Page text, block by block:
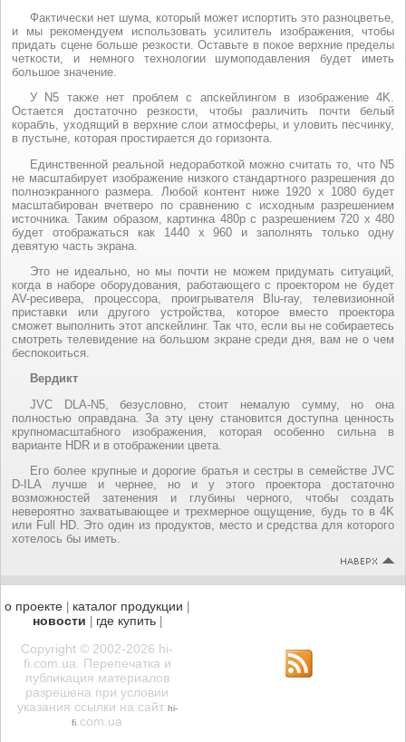
Фактически нет шума, который может испортить это разноцветье,
и мы рекомендуем использовать усилитель изображения, чтобы
придать сцене больше резкости. Оставьте в покое верхние пределы
четкости, и немного технологии шумоподавления будет иметь
большое значение.
У N5 также нет проблем с апскейлингом в изображение 4K.
Остается достаточно резкости, чтобы различить почти белый
корабль, уходящий в верхние слои атмосферы, и уловить песчинку,
в пустыне, которая простирается до горизонта.
Единственной реальной недоработкой можно считать то, что N5
не масштабирует изображение низкого стандартного разрешения до
полноэкранного размера. Любой контент ниже 1920 x 1080 будет
масштабирован вчетверо по сравнению с исходным разрешением
источника. Таким образом, картинка 480p с разрешением 720 x 480
будет отображаться как 1440 x 960 и заполнять только одну
девятую часть экрана.
Это не идеально, но мы почти не можем придумать ситуаций,
когда в наборе оборудования, работающего с проектором не будет
AV-ресивера, процессора, проигрывателя Blu-ray, телевизионной
приставки или другого устройства, которое вместо проектора
сможет выполнить этот апскейлинг. Так что, если вы не собираетесь
смотреть телевидение на большом экране среди дня, вам не о чем
беспокоиться.
Вердикт
JVC DLA-N5, безусловно, стоит немалую сумму, но она
полностью оправдана. За эту цену становится доступна ценность
крупномасштабного изображения, которая особенно сильна в
варианте HDR и в отображении цвета.
Его более крупные и дорогие братья и сестры в семействе JVC
D-ILA лучше и чернее, но и у этого проектора достаточно
возможностей затенения и глубины черного, чтобы создать
невероятно захватывающее и трехмерное ощущение, будь то в 4K
или Full HD. Это один из продуктов, место и средства для которого
хотелось бы иметь.
о проекте каталог продукции
новости где купить|
Copyright © 2002-2026 hi-
fi.com.ua. Перепечатка и
публикация материалов
разрешена при условии
указания ссылки на сайт hi-
fi .com.ua